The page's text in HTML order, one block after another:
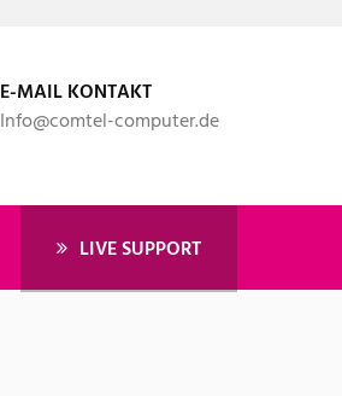
E-MAIL KONTAKT
Info@comtel-computer.de
LIVE SUPPORT